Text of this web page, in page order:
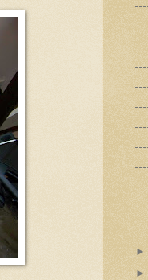
►
►